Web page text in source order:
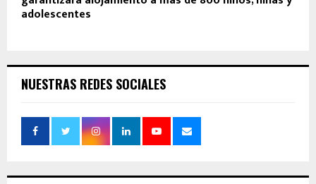
adolescentes
NUESTRAS REDES SOCIALES